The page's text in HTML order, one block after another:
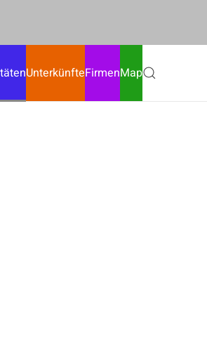
UnterkünfteFirmenMap